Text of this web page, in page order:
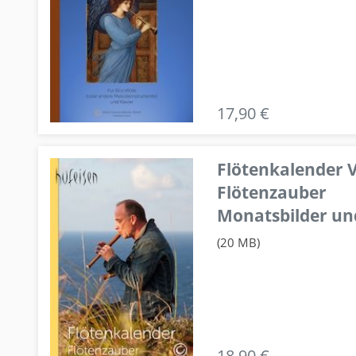
17,90 €
Flötenkalender
Flötenzauber
Monatsbilder
(20 MB)